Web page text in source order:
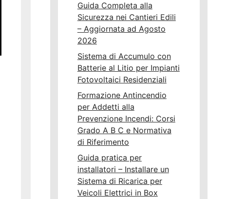
Guida Completa alla
Sicurezza nei Cantieri Edili
– Aggiornata ad Agosto
2026
Sistema di Accumulo con
Batterie al Litio per Impianti
Fotovoltaici Residenziali
Formazione Antincendio
per Addetti alla
Prevenzione Incendi: Corsi
Grado A B C e Normativa
di Riferimento
Guida pratica per
installatori – Installare un
Sistema di Ricarica per
Veicoli Elettrici in Box